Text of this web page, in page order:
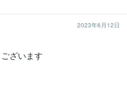
2023年6月12日
ざいます